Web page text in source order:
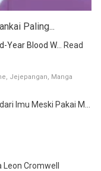
Paling...
Blood W...
Read
Jejepangan Manga
Imu Meski Pakai M...
Cromwell